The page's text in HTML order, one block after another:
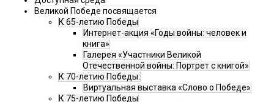
Великой Победе посвящается
К 65-летию Победы
Интернет-акция «Годы войны: человек и
книга»
Галерея «Участники Великой
Отечественной войны: Портрет с книгой»
К 70-летию Победы:
Виртуальная выставка «Слово о Победе»
К 75-летию Победы